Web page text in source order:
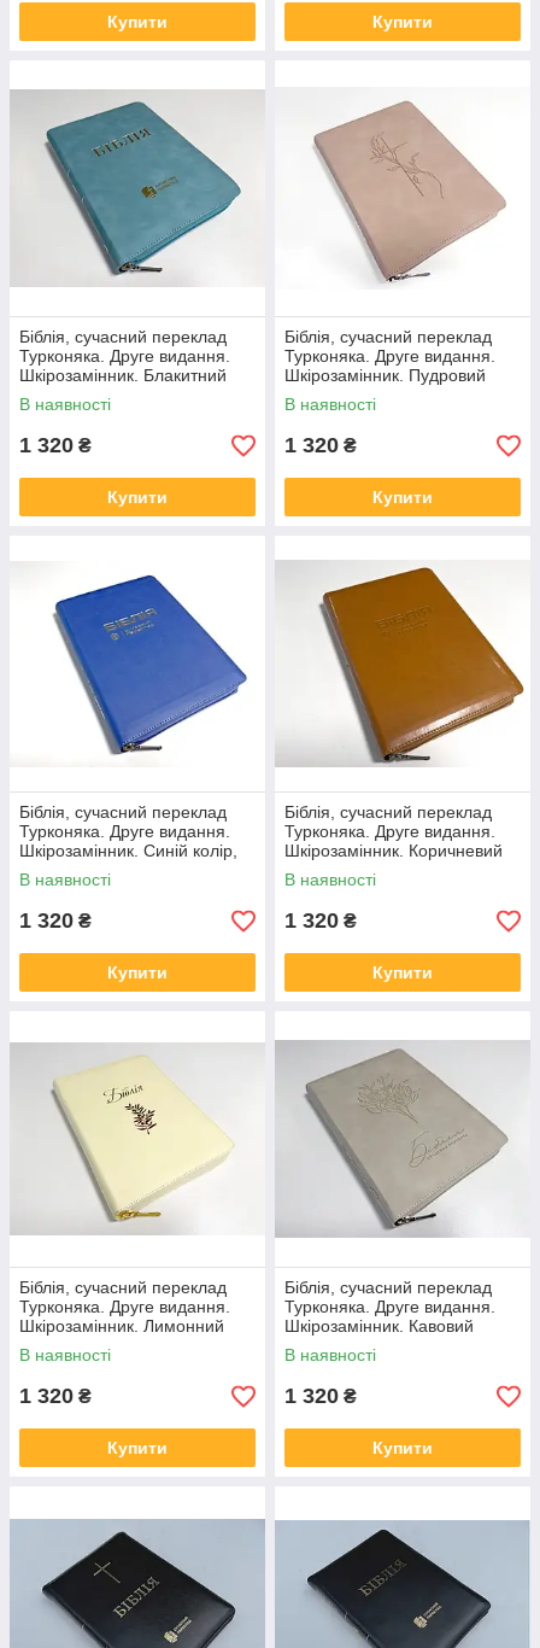
Купити Купити
Біблія, сучасний переклад
Турконяка. Друге видання.
Шкірозамінник. Блакитний
колір, 17х25
В наявності
1 320 ₴
Купити
Біблія, сучасний переклад
Турконяка. Друге видання.
Шкірозамінник. Пудровий
колір, 17х25, з хрестом
В наявності
1 320 ₴
Купити
Біблія, сучасний переклад
Турконяка. Друге видання.
Шкірозамінник. Синій колір,
17х25
В наявності
1 320 ₴
Купити
Біблія, сучасний переклад
Турконяка. Друге видання.
Шкірозамінник. Коричневий
колір, 17х25
В наявності
1 320 ₴
Купити
Біблія, сучасний переклад
Турконяка. Друге видання.
Шкірозамінник. Лимонний
колір, 17х25
В наявності
1 320 ₴
Купити
Біблія, сучасний переклад
Турконяка. Друге видання.
Шкірозамінник. Кавовий
колір, 17х25
В наявності
1 320 ₴
Купити